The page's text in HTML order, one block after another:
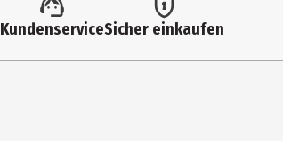
KundenserviceSicher einkaufen